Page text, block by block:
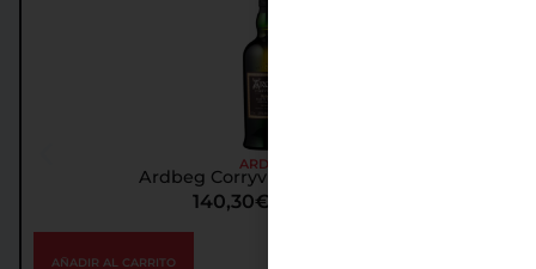
ARDBEG
Ardbeg Corryvreckan Whisky
140,30€
AÑADIR AL CARRITO